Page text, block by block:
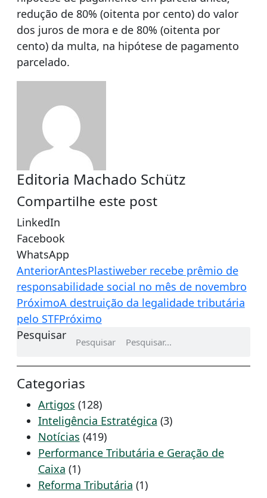
redução de 80% (oitenta por cento) do valor
dos juros de mora e de 80% (oitenta por
cento) da multa, na hipótese de pagamento
parcelado.
Editoria Machado Schütz
Compartilhe este post
LinkedIn
Facebook
WhatsApp
AnteriorAntesPlastiweber recebe prêmio de
responsabilidade social no mês de novembro
PróximoA destruição da legalidade tributária
pelo STFPróximo
Pesquisar
Pesquisar
Categorias
Artigos (128)
Inteligência Estratégica (3)
Notícias (419)
Performance Tributária e Geração de
Caixa (1)
Reforma Tributária (1)